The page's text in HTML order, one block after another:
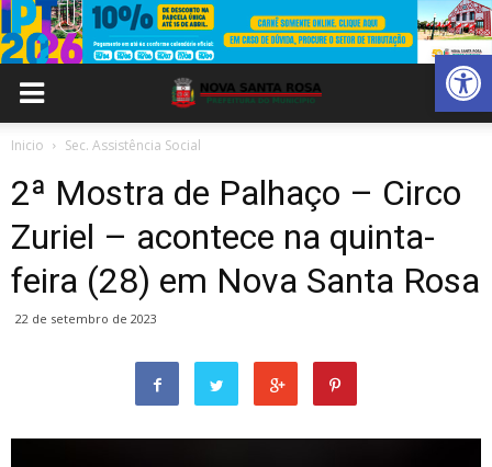
Abrir
Inicio Sec. Assistência Social
2ª Mostra de Palhaço – Circo
Zuriel – acontece na quinta-
feira (28) em Nova Santa Rosa
22 de setembro de 2023